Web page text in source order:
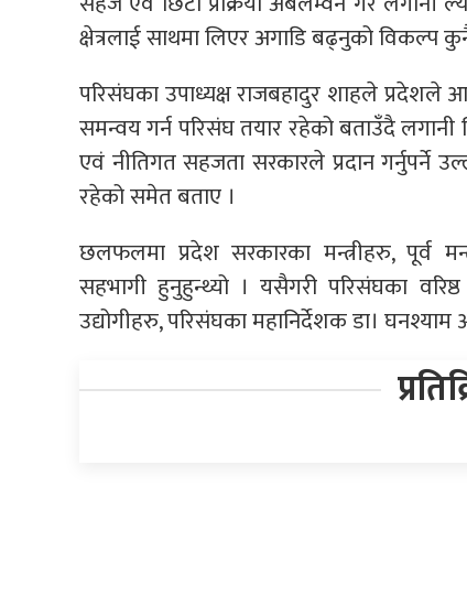
क्षेत्रलाई साथमा लिएर अगाडि बढ्नुको विकल्प
परिसंघका उपाध्यक्ष राजबहादुर शाहले
समन्वय गर्न परिसंघ तयार रहेको बताउँदै लगानी
एवं नीतिगत सहजता सरकारले प्रदान गर्नुपर्ने
रहेको समेत बताए ।
छलफलमा प्रदेश सरकारका मन्त्रीहरु, पूर्व
सहभागी हुनुहुन्थ्यो । यसैगरी परिसंघका वरिष्ठ
उद्योगीहरु, परिसंघका महानिर्देशक डा।